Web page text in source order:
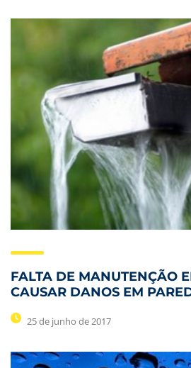
FALTA DE MANUTENÇÃO
CAUSAR DANOS EM
25 de junho de 2017